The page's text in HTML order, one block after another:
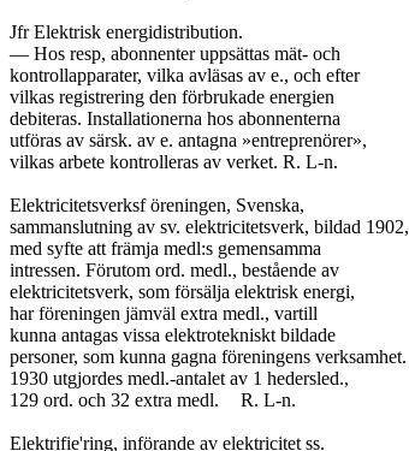
Jfr Elektrisk energidistribution.
— Hos resp, abonnenter uppsättas mät- och
kontrollapparater, vilka avläsas av e., och efter
vilkas registrering den förbrukade energien
debiteras. Installationerna hos abonnenterna
utföras av särsk. av e. antagna »entreprenörer»,
vilkas arbete kontrolleras av verket. R. L-n.
Elektricitetsverksf öreningen, Svenska,
sammanslutning av sv. elektricitetsverk, bildad 1902,
med syfte att främja medl:s gemensamma
intressen. Förutom ord. medl., bestående av
elektricitetsverk, som försälja elektrisk energi,
har föreningen jämväl extra medl., vartill
kunna antagas vissa elektrotekniskt bildade
personer, som kunna gagna föreningens verksamhet.
1930 utgjordes medl.-antalet av 1 hedersled.,
129 ord. och 32 extra medl.	R. L-n.
Elektrifie'ring, införande av elektricitet ss.